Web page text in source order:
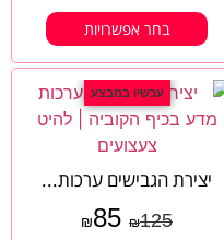
בחר אפשרויות
עכשיו במבצע
יצירת הגבישים ערכות...
₪125
₪85